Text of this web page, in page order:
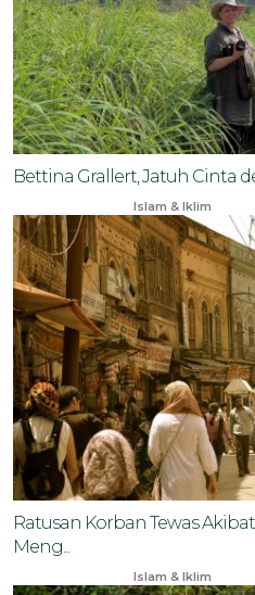
Bettina Grallert, Jatuh Cinta
Islam & Iklim
Ratusan Korban Tewas
Meng...
Islam & Iklim